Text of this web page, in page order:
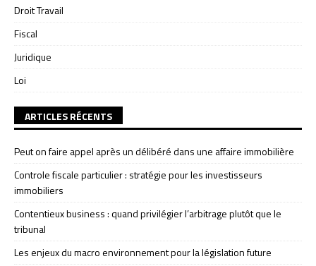
Droit Travail
Fiscal
Juridique
Loi
ARTICLES RÉCENTS
Peut on faire appel après un délibéré dans une affaire immobilière
Controle fiscale particulier : stratégie pour les investisseurs
immobiliers
Contentieux business : quand privilégier l’arbitrage plutôt que le
tribunal
Les enjeux du macro environnement pour la législation future